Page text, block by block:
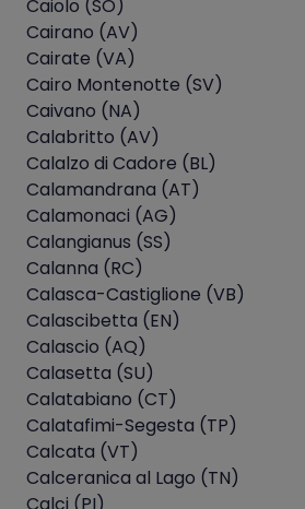
Caiolo (SO)
Cairano (AV)
Cairate (VA)
Cairo Montenotte (SV)
Caivano (NA)
Calabritto (AV)
Calalzo di Cadore (BL)
Calamandrana (AT)
Calamonaci (AG)
Calangianus (SS)
Calanna (RC)
Calasca-Castiglione (VB)
Calascibetta (EN)
Calascio (AQ)
Calasetta (SU)
Calatabiano (CT)
Calatafimi-Segesta (TP)
Calcata (VT)
Calceranica al Lago (TN)